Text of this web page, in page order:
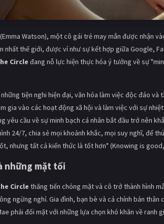
(Emma Watson), một cô gái trẻ may mắn được nhận
nhất thế giới, được ví như sự kết hợp giữa Google,
Circle đang nỗ lực hiện thực hóa ý tưởng về sự
tiện nghi hiện đại, văn hóa làm việc độc đáo
gia vào các hoạt động xã hội và làm việc với sự
yêu cầu về sự minh bạch cá nhân bắt đầu trở nên
24/7, chia sẻ mọi khoảnh khắc, mọi suy nghĩ, để
nhưng tất cả kiến thức là tốt hơn" (Knowing is
những mặt tối
Circle thăng tiến chóng mặt và cô trở thành hình
ngừng nghỉ. Gia đình, bạn bè và cả chính bản
phải đối mặt với những lựa chọn khó khăn về ranh